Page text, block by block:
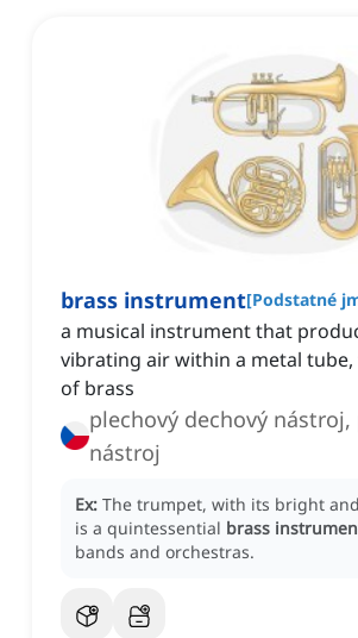
brass instrument[Podstatné
a musical instrument that
vibrating air within a metal tube,
of brass
plechový dechový nástroj,
nástroj
Ex: The trumpet, with its bright
is a quintessential brass
bands and orchestras.